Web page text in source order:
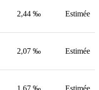
2,44 ‰ Estimée
2,07 ‰ Estimée